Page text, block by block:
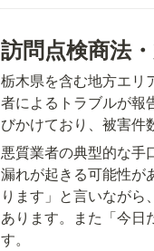
訪問点検商法
栃木県を含む地方エリ
者によるトラブルが報
びかけており、被害件
悪質業者の典型的な手
漏れが起きる可能性が
ります」と言いなが
あります。また「今日
す。